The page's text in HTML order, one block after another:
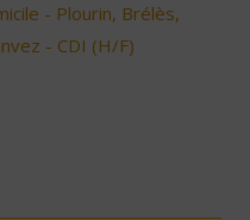
- Plourin, Brélès,
- CDI (H/F)